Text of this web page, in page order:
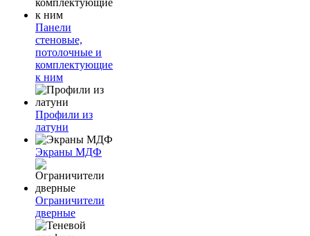
Панели
стеновые,
потолочные и
комплектующие
к ним
Профили из
латуни
Экраны МДФ
Ограничители
дверные